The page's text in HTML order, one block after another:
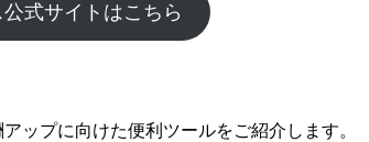
式サイトはこちら
ップに向けた便利ツールをご紹介します。